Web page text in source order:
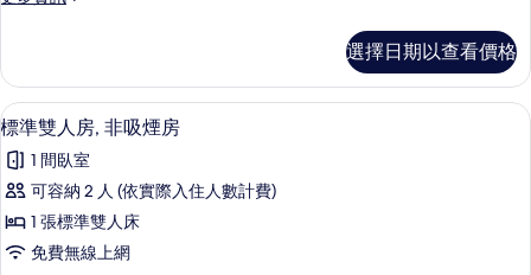
Room)
的
所
有
相
片
Room
No
Smoking
(Corner
Room)
的
情
選擇日期以查看價格
顯
示
標
準
雙
標準雙人房, 非吸煙房 | 客房內保險箱
2
標準雙人房, 非吸煙房
1 間臥室
可容納 2 人 (依實際入住人數計費)
1 張標準雙人床
免費無線上網